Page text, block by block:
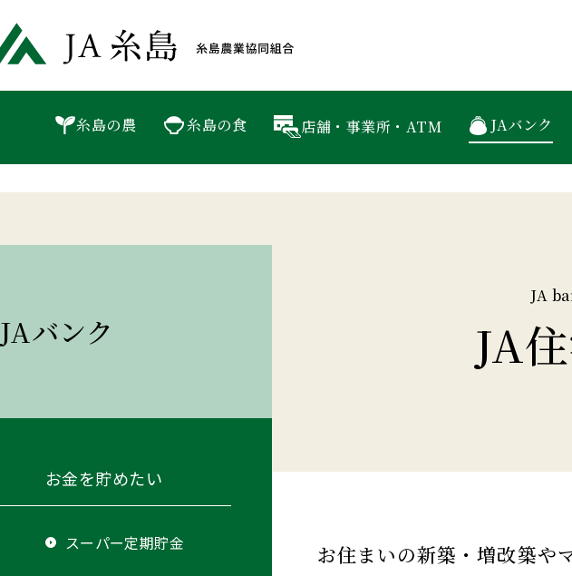
糸島の農 糸島の食 店舗・事業所・ATM JAバンク
JAバンク JA住宅ローン
JA
JA
お住まいの新築・増改築や
JAバンク
お金を貯めたい
スーパー定期貯金